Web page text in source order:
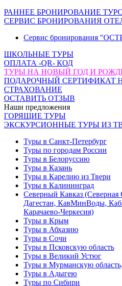
РАННЕЕ БРОНИРОВАНИЕ
СЕРВИС БРОНИРОВАНИЯ
Сервис бронирования
ШКОЛЬНЫЕ ТУРЫ
ОПЛАТА -QR- КОД
ТУРЫ НА НОВЫЙ ГОД И
ПОДАРОЧНЫЙ СЕРТИФИКАТ
СТРАХОВАНИЕ
ОСТАВИТЬ ОТЗЫВ
Наши предложения
ГОРЯЩИЕ ТУРЫ
ЭКСКУРСИОННЫЕ ТУРЫ ИЗ
Туры в Санкт-Петербург
Туры по городам России
Туры в Белоруссию
Туры в Казань
Туры в Карелию из Твери
Туры в Калининград
Северный Кавказ
Дагестан, КавМинВоды,
Карачаево-Черкесия)
Туры в Крым
Туры в Абхазию
Туры в Сочи
Туры в Псковскую область
Туры в Великий Устюг
Туры в Мурманскую
Туры в Адыгею
Туры по Сибири